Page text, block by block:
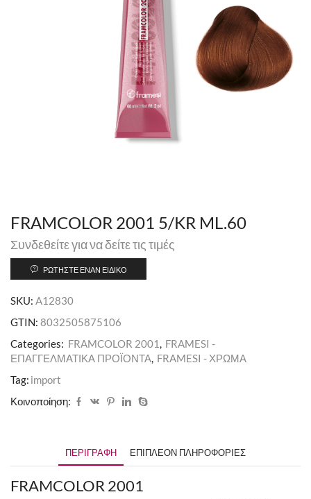
FRAMCOLOR 2001 5/KR ML.60
Συνδεθείτε για να δείτε τις τιμές
ΡΩΤΉΣΤΕ ΈΝΑΝ ΕΙΔΙΚΌ
SKU: A12830
GTIN: 8032505875106
Categories: FRAMCOLOR 2001, FRAMESI -
ΕΠΑΓΓΕΛΜΑΤΙΚΑ ΠΡΟΪΟΝΤΑ, FRAMESI - ΧΡΩΜΑ
Tag: import
Κοινοποίηση:
ΠΕΡΙΓΡΑΦΉ ΕΠΙΠΛΈΟΝ ΠΛΗΡΟΦΟΡΊΕΣ
FRAMCOLOR 2001